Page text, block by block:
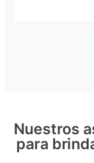
Nuestros
para